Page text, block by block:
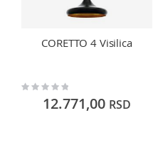
CORETTO 4 Visilica
Rating:
12.771,00 RSD